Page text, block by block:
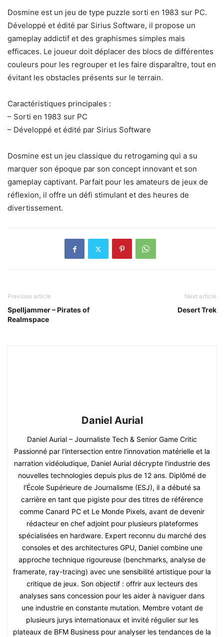
Dosmine est un jeu de type puzzle sorti en 1983 sur PC.
Développé et édité par Sirius Software, il propose un
gameplay addictif et des graphismes simples mais
efficaces. Le joueur doit déplacer des blocs de différentes
couleurs pour les regrouper et les faire disparaître, tout en
évitant les obstacles présents sur le terrain.
Caractéristiques principales :
– Sorti en 1983 sur PC
– Développé et édité par Sirius Software
Dosmine est un jeu classique du retrogaming qui a su
marquer son époque par son concept innovant et son
gameplay captivant. Parfait pour les amateurs de jeux de
réflexion, il offre un défi stimulant et des heures de
divertissement.
Previous article
Spelljammer – Pirates of
Realmspace
Next article
Desert Trek
Daniel Aurial
Daniel Aurial – Journaliste Tech & Senior Game Critic
Passionné par l'intersection entre l'innovation matérielle et la
narration vidéoludique, Daniel Aurial décrypte l'industrie des
nouvelles technologies depuis plus de 12 ans. Diplômé de
l'École Supérieure de Journalisme (ESJ), il a débuté sa
carrière en tant que pigiste pour des titres de référence
comme Canard PC et Le Monde Pixels, avant de devenir
rédacteur en chef adjoint pour plusieurs plateformes
spécialisées en hardware. Expert reconnu du marché des
consoles et des architectures GPU, Daniel combine une
approche technique rigoureuse (benchmarks, analyse de
framerate, ray-tracing) avec une sensibilité artistique pour la
critique de jeux. Son objectif : offrir aux lecteurs des
analyses sans concession pour les aider à naviguer dans
une industrie en constante mutation. Membre votant de
plusieurs jurys internationaux et invité régulier sur les
plateaux de BFM Business pour analyser les tendances de la